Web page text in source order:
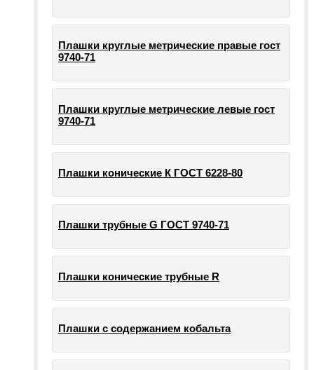
Плашки круглые метрические правые гост
9740-71
Плашки круглые метрические левые гост
9740-71
Плашки конические К ГОСТ 6228-80
Плашки трубные G ГОСТ 9740-71
Плашки конические трубные R
Плашки с содержанием кобальта